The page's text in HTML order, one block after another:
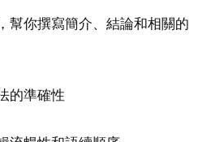
撰寫簡介、結論和相關的
準確性